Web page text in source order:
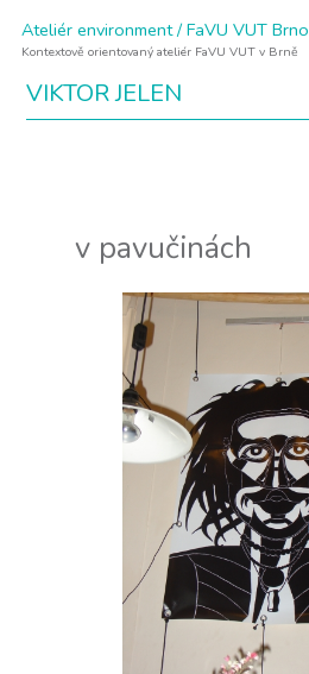
Ateliér environment / FaVU VUT Brno
Kontextově orientovaný ateliér FaVU VUT v Brně
VIKTOR JELEN
v pavučinách